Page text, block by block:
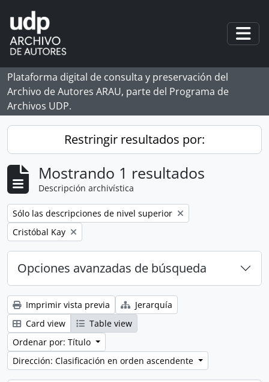
Skip to main content
Plataforma digital de consulta y preservación del
Archivo de Autores ARAU, parte del Programa de
Archivos UDP.
Restringir resultados por:
Mostrando 1 resultados
Descripción archivística
Remove filter:
Sólo las descripciones de nivel superior
Remove filter:
Cristóbal Kay
Opciones avanzadas de búsqueda
Imprimir vista previa
Jerarquía
Card view
Table view
Ordenar por: Título
Dirección: Clasificación en orden ascendente